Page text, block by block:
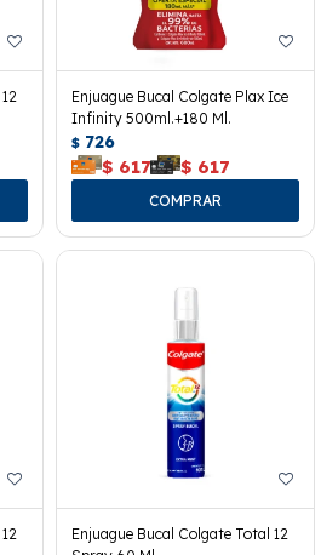
Enjuague Bucal Colgate Plax Ice
Infinity 500ml.+180 Ml.
$ 726
$ 617 $ 617
Enjuague Bucal Colgate Total 12